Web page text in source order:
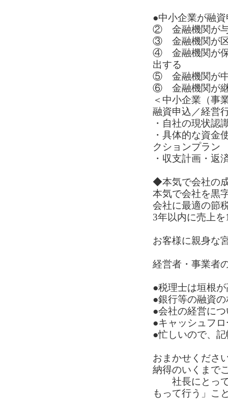
●中小企業が融
② 金融機関が与
③ 金融機関が区
④ 金融機関が保
出する
⑤ 金融機関が中
⑥ 金融機関が継
＜中小企業（事
融資申込／経営
・自社の現状認
・具体的な資金
クションプラン
・収支計画・返
◆本気で会社の
本気で会社を黒
会社に最適の節
3年以内に売上
お客様に親身な
経営者・事業者
●税理士は垣根
●銀行等の融資
●会社の経営に
●キャッシュフ
●忙しいので、
おまかせくださ
納得のいくまで
社長にとって
もって行う」こ